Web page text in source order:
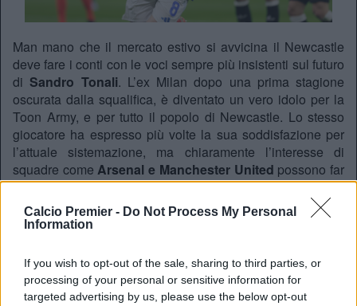
Calcio Premier - Do Not Process My Personal
Information
If you wish to opt-out of the sale, sharing to third parties, or
processing of your personal or sensitive information for
targeted advertising by us, please use the below opt-out
Man mano che il mercato estivo si avvicina il Newcastle
deve fare i conti con le voci sempre più insistenti sul futuro
di Sandro Tonali. L’ex Milan dopo una prima stagione
oscurata dalla squalifica, è diventato un vero idolo per la
Toon Army, e per tutto il popolo di Newcastle. Lo stesso
giocatore ha espresso più volte la sua soddisfazione per
l’attuale sistemazione, ma chiaramente l’interesse di
squadre comeArsenal e Manchester United possono far
gola.
Sandro Tonali did this in stoppage-time after running
pic.twitter.com/ovvGdgZHPC
— Premier League (@premierleague)April 16, 2025